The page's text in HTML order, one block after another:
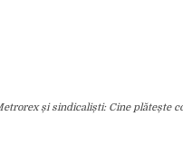
și sindicaliști: Cine plătește